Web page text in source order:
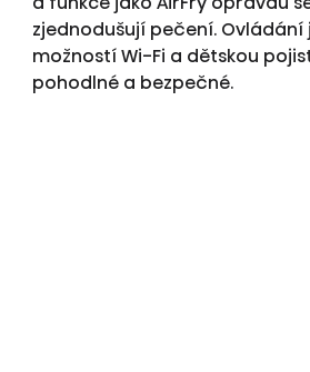
zjednodušují pečení. Ovládání
možností Wi-Fi a dětskou
pohodlné a bezpečné.